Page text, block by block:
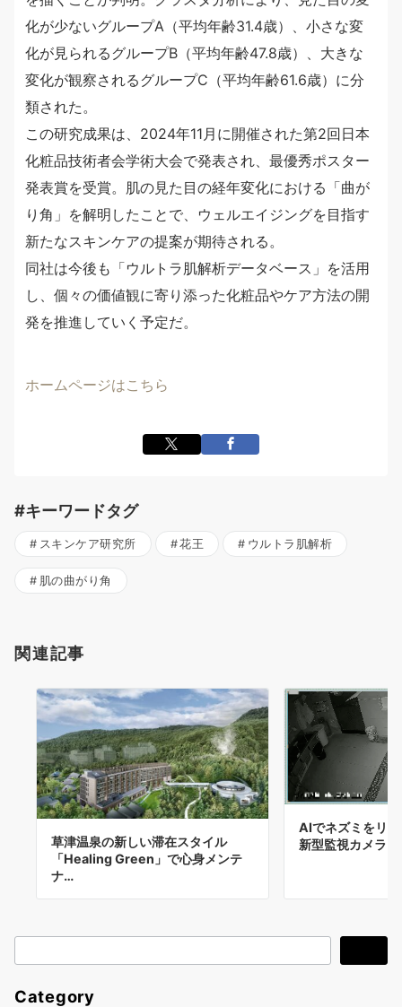
化が少ないグループA（平均年齢31.4歳）、小さな変
化が見られるグループB（平均年齢47.8歳）、大きな
変化が観察されるグループC（平均年齢61.6歳）に分
類された。
この研究成果は、2024年11月に開催された第2回日本
化粧品技術者会学術大会で発表され、最優秀ポスター
発表賞を受賞。肌の見た目の経年変化における「曲が
り角」を解明したことで、ウェルエイジングを目指す
新たなスキンケアの提案が期待される。
同社は今後も「ウルトラ肌解析データベース」を活用
し、個々の価値観に寄り添った化粧品やケア方法の開
発を推進していく予定だ。
ホームページはこちら
#キーワードタグ
スキンケア研究所 花王 ウルトラ肌解析
肌の曲がり角
関連記事
草津温泉の新しい滞在スタイル
「Healing Green」で心身メンテ
ナ…
AIでネズミをリ
新型監視カメラ。
索
Category